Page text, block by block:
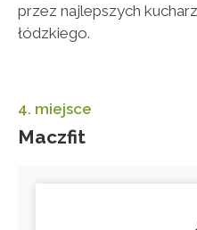
przez najlepszych
łódzkiego.
4. miejsce
Maczfit